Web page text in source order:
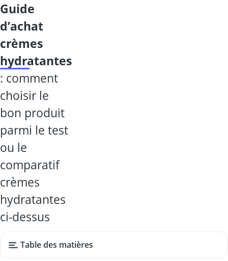
guide
d’achat
crèmes
hydratantes
: comment
choisir le
bon produit
parmi le test
ou le
comparatif
crèmes
hydratantes
ci-dessus
Table des matières